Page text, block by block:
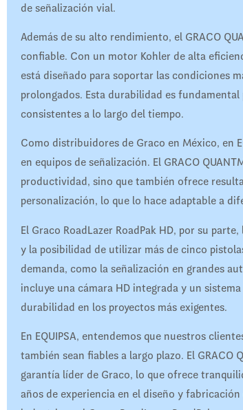
de señalización vial.
Además de su alto rendimiento, el GRACO
confiable. Con un motor Kohler de alta
está diseñado para soportar las condiciones
prolongados. Esta durabilidad es
consistentes a lo largo del tiempo.
Como distribuidores de Graco en México, en
en equipos de señalización. El GRACO
productividad, sino que también ofrece
personalización, lo que lo hace adaptable a
El Graco RoadLazer RoadPak HD, por su
y la posibilidad de utilizar más de cinco
demanda, como la señalización en grandes
incluye una cámara HD integrada y un
durabilidad en los proyectos más exigentes.
En EQUIPSA, entendemos que nuestros
también sean fiables a largo plazo. El
garantía líder de Graco, lo que ofrece
años de experiencia en el diseño y